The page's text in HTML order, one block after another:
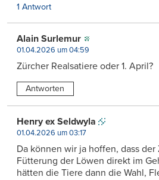
1 Antwort
Alain Surlemur
01.04.2026 um 04:59
Zürcher Realsatiere oder 1. April?
Antworten
Henry ex Seldwyla
01.04.2026 um 03:17
Da können wir ja hoffen, dass
Fütterung der Löwen direkt im
hätten die Tiere dann die Wahl,